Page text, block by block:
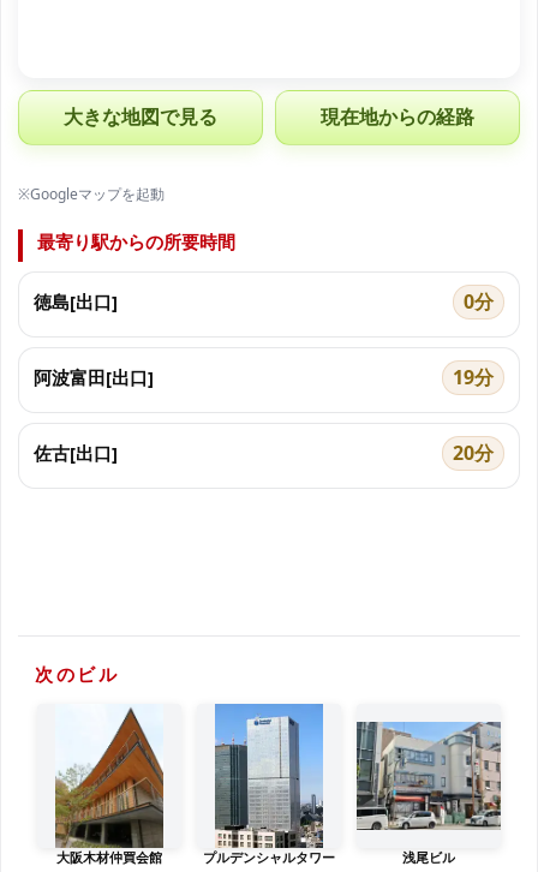
大きな地図で見る 現在地からの経路
※Googleマップを起動
最寄り駅からの所要時間
徳島[出口] 0分
阿波富田[出口] 19分
佐古[出口] 20分
次のビル
大阪木材仲買会館 プルデンシャルタワー 浅尾ビル